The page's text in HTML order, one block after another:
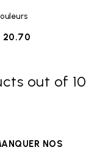
20.70
out of 10
NOS